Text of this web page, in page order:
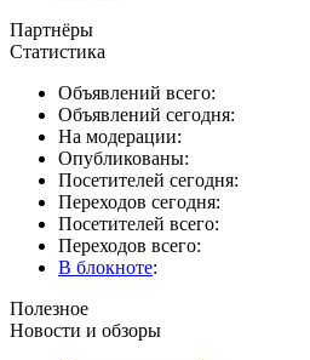
Партнёры
Статистика
Объявлений всего:
Объявлений сегодня:
На модерации:
Опубликованы:
Посетителей сегодня:
Переходов сегодня:
Посетителей всего:
Переходов всего:
В блокноте:
Полезное
Новости и обзоры